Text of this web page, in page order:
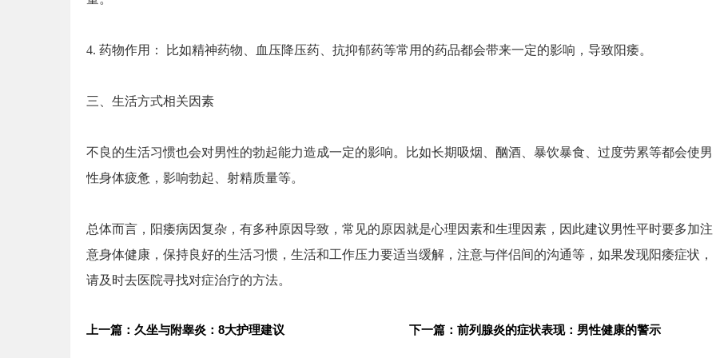
4. 药物作用： 比如精神药物、血压降压药、抗抑郁药等常用的药品都会带来一定的影响，导致阳痿。
三、生活方式相关因素
不良的生活习惯也会对男性的勃起能力造成一定的影响。比如长期吸烟、酗酒、暴饮暴食、过度劳累等都会使男
性身体疲惫，影响勃起、射精质量等。
总体而言，阳痿病因复杂，有多种原因导致，常见的原因就是心理因素和生理因素，因此建议男性平时要多加注
意身体健康，保持良好的生活习惯，生活和工作压力要适当缓解，注意与伴侣间的沟通等，如果发现阳痿症状，
请及时去医院寻找对症治疗的方法。
上一篇：久坐与附睾炎：8大护理建议 下一篇：前列腺炎的症状表现：男性健康的警示